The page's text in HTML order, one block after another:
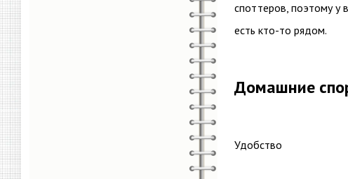
споттеров, поэтому у
есть кто-то рядом.
Домашние
Удобство